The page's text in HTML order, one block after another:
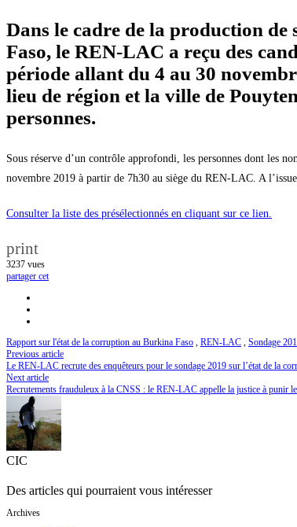
de
la
corruption
Burkina
Voici
liste
Dans le cadre de la production
Faso, le REN-LAC a reçu des
période allant du 4 au 30
lieu de région et la ville de
personnes.
Sous réserve d’un contrôle approfondi, les personnes dont les
novembre 2019 à partir de 7h30 au siège du REN-LAC. A
Consulter la liste des présélectionnés en cliquant sur ce lien.
print
3237 vues
partager cet
Rapport sur l'état de la corruption au Burkina Faso REN-LAC
Sondage
Previous article
Le REN-LAC recrute des enquêteurs pour le sondage 2019 sur l’état de la
Next article
Recrutements frauduleux à la CNSS : le REN-LAC appelle la justice à punir
CIC
Des articles qui pourraient vous intéresser
Archives